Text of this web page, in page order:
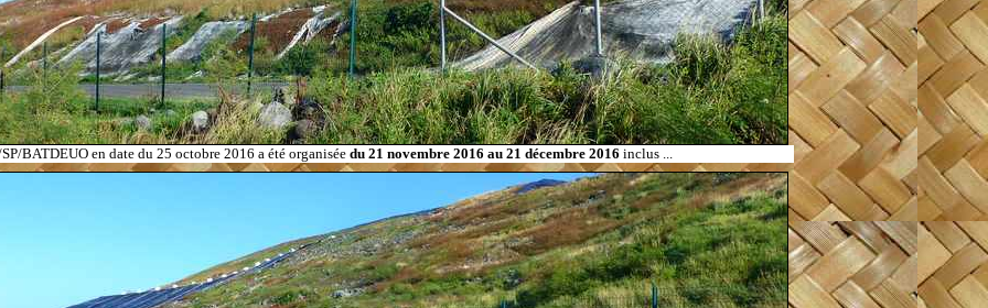
BATDEUO en date du 25 octobre 2016 a été organisée du 21 novembre 2016 au 21 décembre 2016 inclus ...